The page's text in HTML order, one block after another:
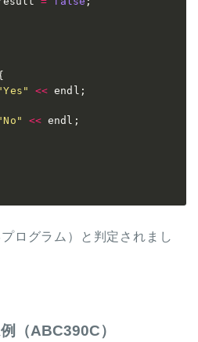
<< endl ;
<< endl ;
ログラム）と判定されまし
（ABC390C）